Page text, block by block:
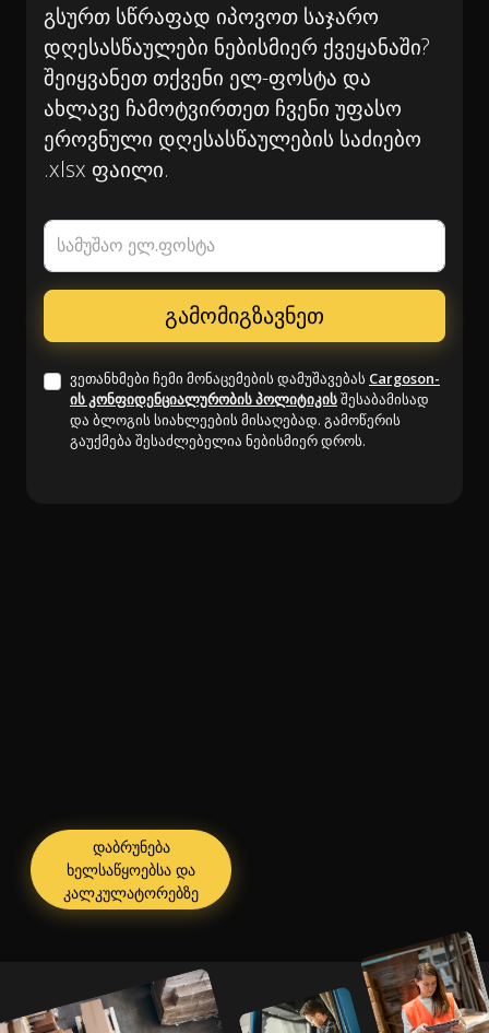
გსურთ სწრაფად იპოვოთ საჯარო
დღესასწაულები ნებისმიერ ქვეყანაში?
შეიყვანეთ თქვენი ელ-ფოსტა და
ახლავე ჩამოტვირთეთ ჩვენი უფასო
ეროვნული დღესასწაულების საძიებო
.xlsx ფაილი.
სამუშაო ელ.ფოსტა
ვეთანხმები ჩემი მონაცემების დამუშავებას Cargoson-
ის კონფიდენციალურობის პოლიტიკისშესაბამისად
და ბლოგის სიახლეების მისაღებად. გამოწერის
გაუქმება შესაძლებელია ნებისმიერ დროს.
დაბრუნება
ხელსაწყოებსა და
კალკულატორებზე